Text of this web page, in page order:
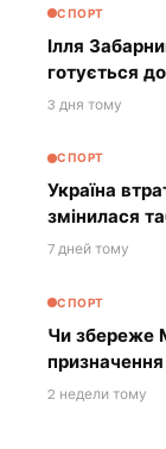
СПОРТ
Ілля
готується
3 дня тому
СПОРТ
Україна
змінилася
7 дней тому
СПОРТ
Чи збереже
призначення
2 недели тому